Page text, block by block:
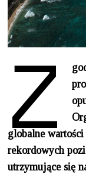
Z
globalne
rekordowych
utrzymujące się